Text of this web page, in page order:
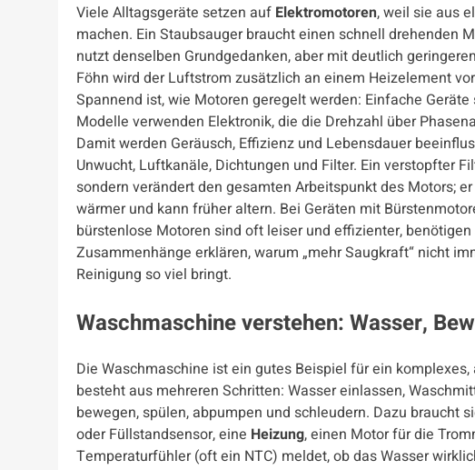
Viele Alltagsgeräte setzen auf Elektromotoren, weil sie aus
machen. Ein Staubsauger braucht einen schnell drehenden
nutzt denselben Grundgedanken, aber mit deutlich
Föhn wird der Luftstrom zusätzlich an einem Heizelement
Spannend ist, wie Motoren geregelt werden: Einfache
Modelle verwenden Elektronik, die die Drehzahl über
Damit werden Geräusch, Effizienz und Lebensdauer
Unwucht, Luftkanäle, Dichtungen und Filter. Ein verstopfter
sondern verändert den gesamten Arbeitspunkt des Motors;
wärmer und kann früher altern. Bei Geräten mit
bürstenlose Motoren sind oft leiser und effizienter,
Zusammenhänge erklären, warum „mehr Saugkraft“ nicht
Reinigung so viel bringt.
Waschmaschine verstehen: Wasser,
Die Waschmaschine ist ein gutes Beispiel für ein
besteht aus mehreren Schritten: Wasser einlassen,
bewegen, spülen, abpumpen und schleudern. Dazu braucht
oder Füllstandsensor, eine Heizung, einen Motor für die
Temperaturfühler (oft ein NTC) meldet, ob das Wasser